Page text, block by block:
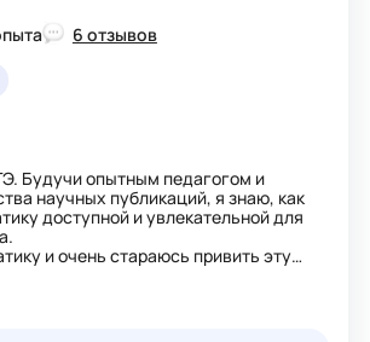
6 отзывов
и
научных публикаций, я знаю, как
доступной и увлекательной для
и очень стараюсь привить эту
наша жизнь была бы скучной и
много бы не узнали об окружающем